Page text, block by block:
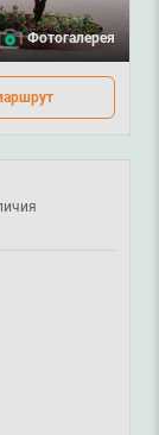
Фотогалерея